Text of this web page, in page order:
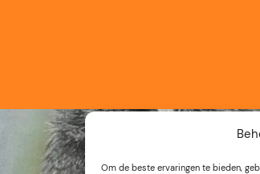
Om de beste ervaringen te bieden,